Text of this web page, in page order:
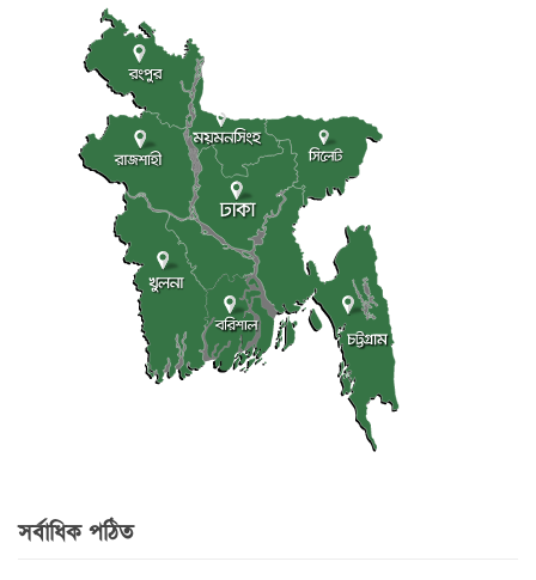
সর্বাধিক পঠিত